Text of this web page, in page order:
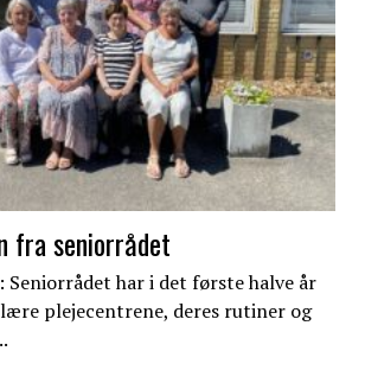
fra seniorrådet
Seniorrådet har i det første halve år
plejecentrene, deres rutiner og